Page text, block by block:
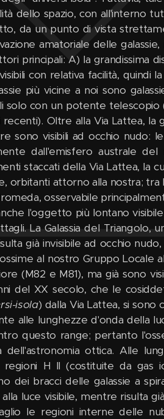
dello spazio, con all'interno
da un punto di vista
amatoriale delle
principali: A) la grandissima
con relativa facilità, quindi
più vicine a noi sono
solo con un potente
Oltre alla Via Lattea, la
sono visibili ad occhio nudo:
dall'emisfero australe
staccati della Via Lattea, la
orbitanti attorno alla nostra; tra
osservabile
l'oggetto più lontano
La Galassia del Triangolo,
già invisibile ad occhio
al nostro Gruppo Locale
(M82 e M81), ma già sono
del XX secolo, che le
isola) dalla Via Lattea, si
alle lunghezze d'onda della
questo range; pertanto
dell'astronomia ottica. Alle
H II (costituite da gas
dei bracci delle galassie a
luce visibile, mentre risulta
le regioni interne delle